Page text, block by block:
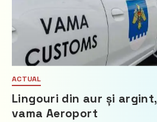
ACTUAL
Lingouri din aur și
vama Aeroport